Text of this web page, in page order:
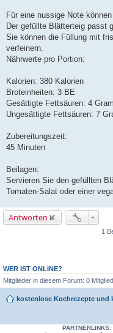
Für eine nussige Note
Der gefüllte Blätterteig passt
Sie können die Füllung mit
verfeinern.
Nährwerte pro Portion:
Kalorien: 380 Kalorien
Broteinheiten: 3 BE
Gesättigte Fettsäuren: 4
Ungesättigte Fettsäuren: 7
Zubereitungszeit:
45 Minuten
Beilagen:
Servieren Sie den gefüllten
Tomaten-Salat oder einer
Antworten
1
WER IST ONLINE?
Mitglieder in diesem Forum: 0
kostenlose Kochrezepte und
PARTNERLINKS: